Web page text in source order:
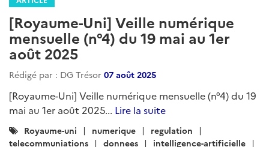
[Royaume-Uni] Veille numérique
mensuelle (n°4) du 19 mai au 1er
août 2025
Rédigé par : DG Trésor 07 août 2025
[Royaume-Uni] Veille numérique mensuelle (n°4) du 19
mai au 1er août 2025... Lire la suite
Catégories
:
Royaume-uni numerique
regulation
telecommuniations
donnees intelligence-artificielle